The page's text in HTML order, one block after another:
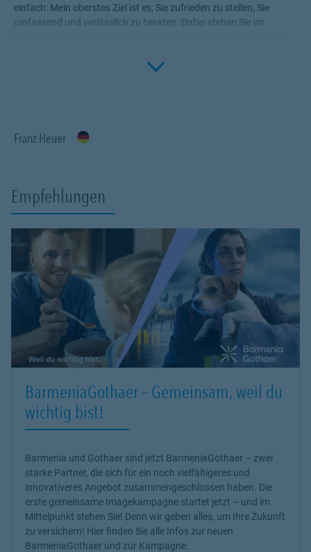
einfach: Mein oberstes Ziel ist es, Sie zufrieden zu stellen, Sie
umfassend und verlässlich zu beraten. Dabei stehen Sie im
Versicherungen, die Ihnen die nötige Sicherheit geben, Ihr Leben
bin für Sie da.
Click to
Franz Heuer
Empfehlungen
BarmeniaGothaer – Gemeinsam, weil du
wichtig bist!
Barmenia und Gothaer sind jetzt BarmeniaGothaer – zwei
starke Partner, die sich für ein noch vielfältigeres und
innovativeres Angebot zusammengeschlossen haben. Die
erste gemeinsame Imagekampagne startet jetzt – und im
Mittelpunkt stehen Sie! Denn wir geben alles, um Ihre Zukunft
zu versichern! Hier finden Sie alle Infos zur neuen
BarmeniaGothaer und zur Kampagne.